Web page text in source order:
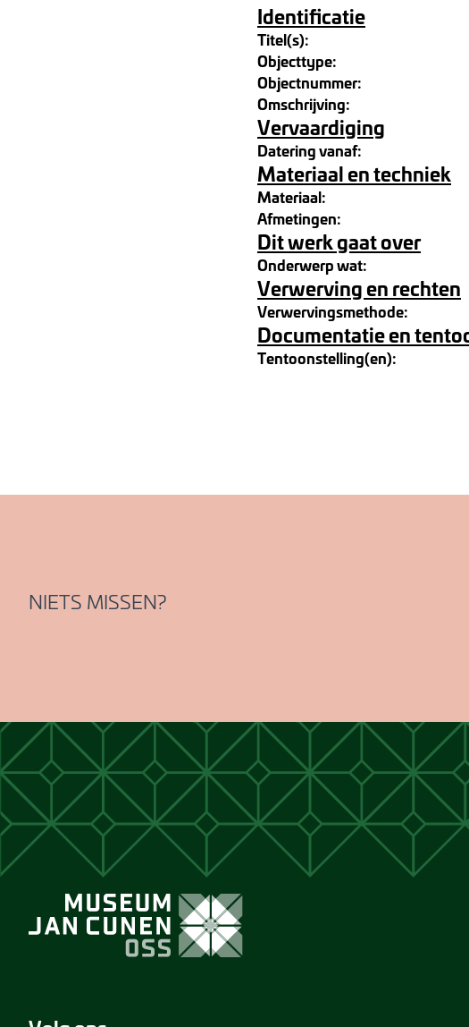
Identificatie
Titel(s):
Objecttype:
Objectnummer:
Omschrijving:
Vervaardiging
Datering vanaf:
Materiaal en techniek
Materiaal:
Afmetingen:
Dit werk gaat over
Onderwerp wat:
Verwerving en rechten
Verwervingsmethode:
Documentatie en
Tentoonstelling(en):
NIETS MISSEN?